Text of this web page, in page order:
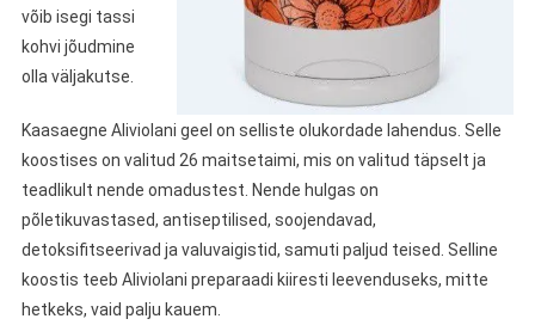
võib isegi tassi
kohvi jõudmine
olla väljakutse.
Kaasaegne Aliviolani geel on selliste olukordade lahendus. Selle
koostises on valitud 26 maitsetaimi, mis on valitud täpselt ja
teadlikult nende omadustest. Nende hulgas on
põletikuvastased, antiseptilised, soojendavad,
detoksifitseerivad ja valuvaigistid, samuti paljud teised. Selline
koostis teeb Aliviolani preparaadi kiiresti leevenduseks, mitte
hetkeks, vaid palju kauem.